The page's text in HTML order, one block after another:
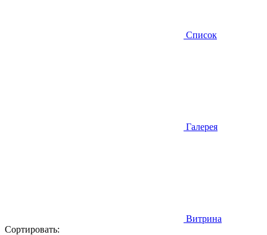
Список
Галерея
Витрина
Сортировать: